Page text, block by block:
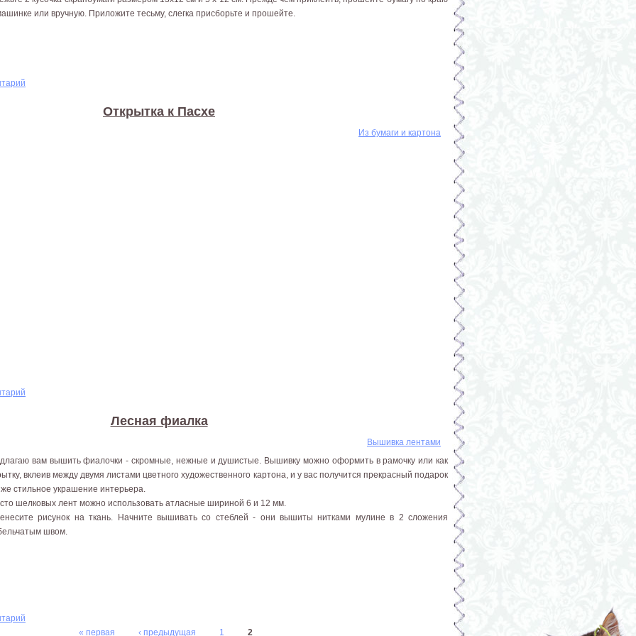
или вручную. Приложите тесьму, слегка присборьте и прошейте.
Открытка к Пасхе
Из бумаги и картона
Лесная фиалка
Вышивка лентами
вам вышить фиалочки - скромные, нежные и душистые. Вышивку можно оформить в рамочку или как
вклеив между двумя листами цветного художественного картона, и у вас получится прекрасный подарок
стильное украшение интерьера.
шелковых лент можно использовать атласные шириной 6 и 12 мм.
рисунок на ткань. Начните вышивать со стеблей - они вышиты нитками мулине в 2 сложения
швом.
« первая
‹ предыдущая 1 2